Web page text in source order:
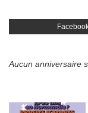
Aucun anniversaire